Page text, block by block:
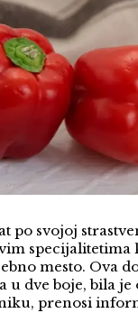
po svojoj
specijalitetima
mesto. Ova
u dve boje, bila
prenosi